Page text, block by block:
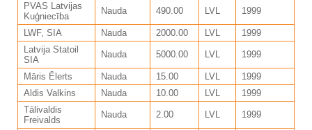
PVAS Latvijas
Kuģniecība
Nauda 490.00 LVL 1999
LWF, SIA Nauda 2000.00 LVL
1999
Latvija Statoil
SIA
Nauda 5000.00 LVL 1999
Māris Ēlerts Nauda 15.00 LVL
1999
Aldis Valkins
Nauda 10.00 LVL
1999
Tālivaldis
Freivalds
Nauda 2.00 LVL 1999